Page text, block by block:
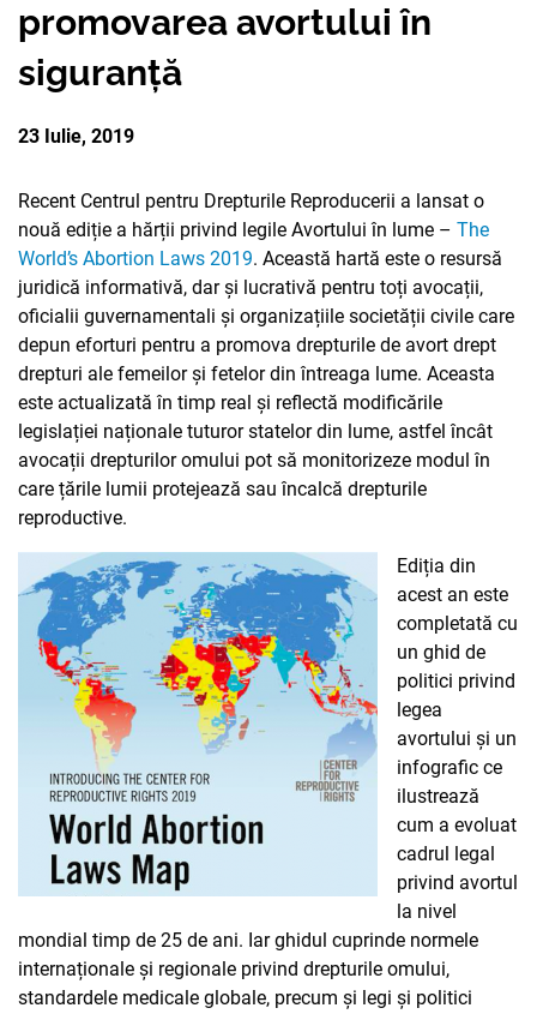
PARTENERII
RAPORT ANUAL
AVORTUL
DREPTURI SEXUALE
NOUTĂȚI
promovarea avortului în
siguranță
23 Iulie, 2019
Recent Centrul pentru Drepturile Reproducerii a lansat o
nouă ediție a hărții privind legile Avortului în lume – The
World’s Abortion Laws 2019. Această hartă este o resursă
juridică informativă, dar și lucrativă pentru toți avocații,
oficialii guvernamentali și organizațiile societății civile care
depun eforturi pentru a promova drepturile de avort drept
drepturi ale femeilor și fetelor din întreaga lume. Aceasta
este actualizată în timp real și reflectă modificările
legislației naționale tuturor statelor din lume, astfel încât
avocații drepturilor omului pot să monitorizeze modul în
care țările lumii protejează sau încalcă drepturile
reproductive.
Ediția din
acest an este
completată cu
un ghid de
politici privind
legea
avortului și un
infografic ce
ilustrează
cum a evoluat
cadrul legal
privind avortul
la nivel
mondial timp de 25 de ani. Iar ghidul cuprinde normele
internaționale și regionale privind drepturile omului,
standardele medicale globale, precum și legi și politici